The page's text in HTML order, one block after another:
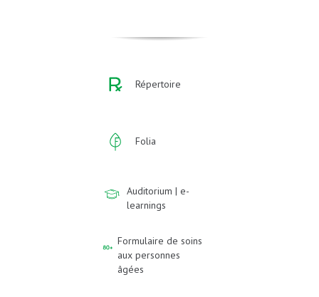
Répertoire
Folia
Auditorium | e-
learnings
Formulaire de soins
aux personnes
âgées